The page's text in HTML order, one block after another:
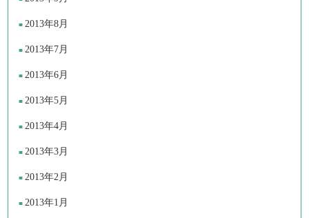
2013年8月
2013年7月
2013年6月
2013年5月
2013年4月
2013年3月
2013年2月
2013年1月